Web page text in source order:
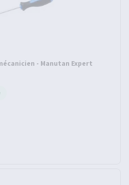
- Manutan Expert